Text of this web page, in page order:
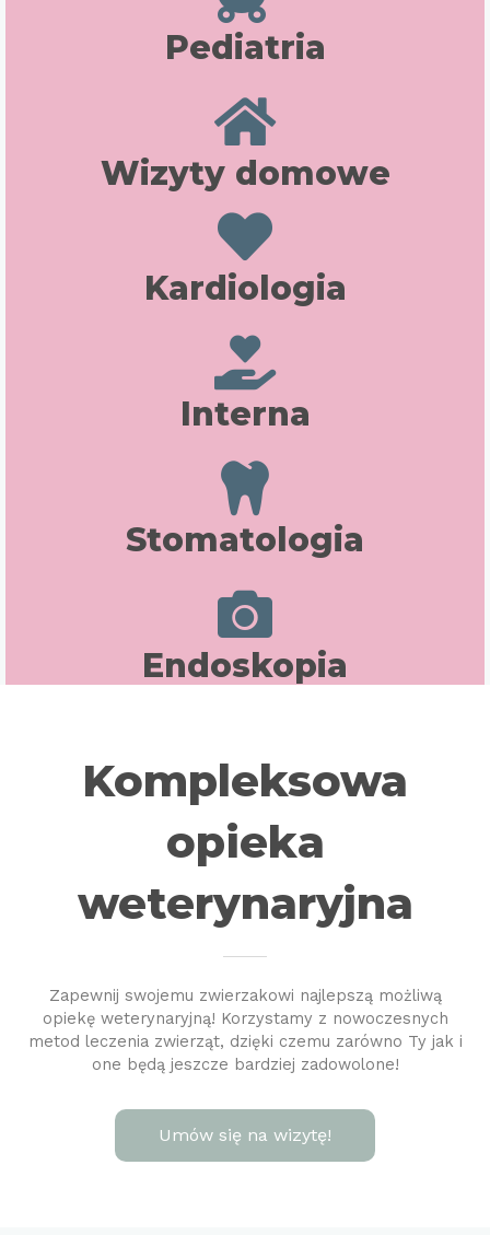
Pediatria
Wizyty domowe
Kardiologia
Interna
Stomatologia
Endoskopia
Kompleksowa
opieka
weterynaryjna
Zapewnij swojemu zwierzakowi najlepszą możliwą
opiekę weterynaryjną! Korzystamy z nowoczesnych
metod leczenia zwierząt, dzięki czemu zarówno Ty jak i
one będą jeszcze bardziej zadowolone!
Umów się na wizytę!